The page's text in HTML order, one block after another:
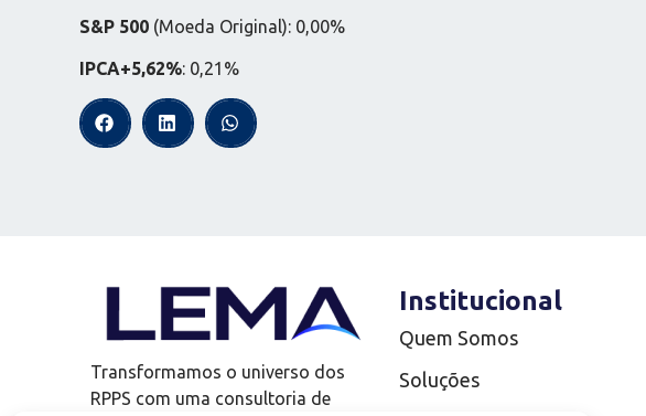
S&P 500 (Moeda Original): 0,00%
IPCA+5,62%: 0,21%
Transformamos o universo dos
RPPS com uma consultoria de
Institucional
Quem Somos
Soluções